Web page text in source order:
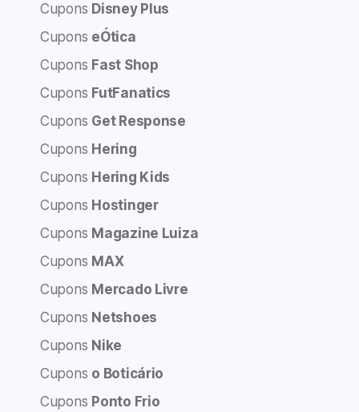
Cupons Disney Plus
Cupons eÓtica
Cupons Fast Shop
Cupons FutFanatics
Cupons Get Response
Cupons Hering
Cupons Hering Kids
Cupons Hostinger
Cupons Magazine Luiza
Cupons MAX
Cupons Mercado Livre
Cupons Netshoes
Cupons Nike
Cupons o Boticário
Cupons Ponto Frio